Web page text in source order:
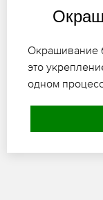
Окрашивание
это
одном